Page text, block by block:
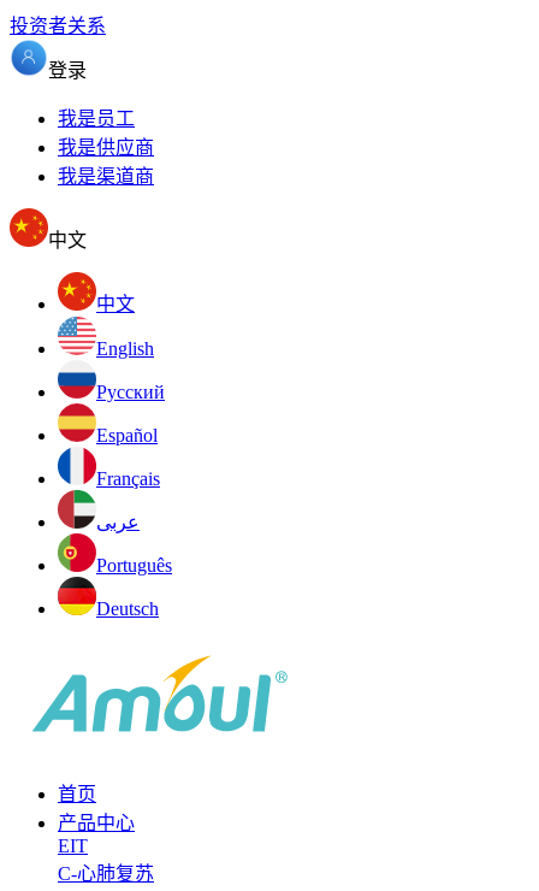
投资者关系
登录
我是员工
我是供应商
我是渠道商
中文
中文
English
Pусский
Español
Français
عربى
Português
Deutsch
首页
产品中心
EIT
C-心肺复苏